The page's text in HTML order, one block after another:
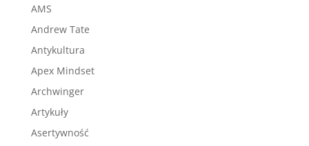
AMS
Andrew Tate
Antykultura
Apex Mindset
Archwinger
Artykuły
Asertywność